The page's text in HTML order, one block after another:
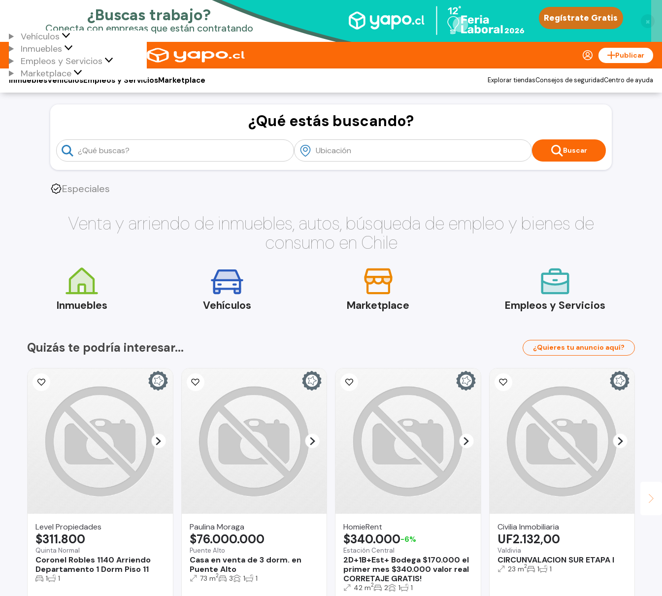
×
Vehículos
Inmuebles
Empleos y Servicios
Marketplace
Publicar
Vehículos
Inmuebles Empleos y ServiciosMarketplace Explorar tiendasConsejos de seguridadCentro de ayuda
¿Qué estás buscando?
Buscar
Especiales
Venta y arriendo de inmuebles, autos, búsqueda de empleo y bienes de
consumo en Chile
Inmuebles Vehículos Marketplace Empleos y Servicios
Quizás te podría interesar... ¿Quieres tu anuncio aquí?
Level Propiedades
Quinta Normal
Coronel Robles 1140 Arriendo
Departamento 1 Dorm Piso 11
$311.800
1 1
Paulina Moraga
Puente Alto
Casa en venta de 3 dorm. en
Puente Alto
$76.000.000
73 m2 3 1 1
HomieRent
Estación Central
2D+1B+Est+ Bodega $170.000 el
primer mes $340.000 valor real
CORRETAJE GRATIS!
$340.000-6%
42 m2 2 1 1
Civilia Inmobiliaria
Valdivia
CIRCUNVALACION SUR ETAPA I
UF2.132,00
23 m2 1 1